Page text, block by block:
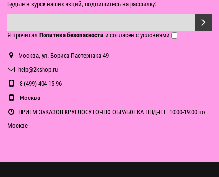
Будьте в курсе наших акций, подпишитесь на рассылку:
Я прочитал Политика безопасности и согласен с условиями
Москва, ул. Бориса Пастернака 49
help@2kshop.ru
8 (499) 404-15-96
Москва
ПРИЕМ ЗАКАЗОВ КРУГЛОСУТОЧНО ОБРАБОТКА ПНД-ПТ: 10:00-19:00 по
Москве